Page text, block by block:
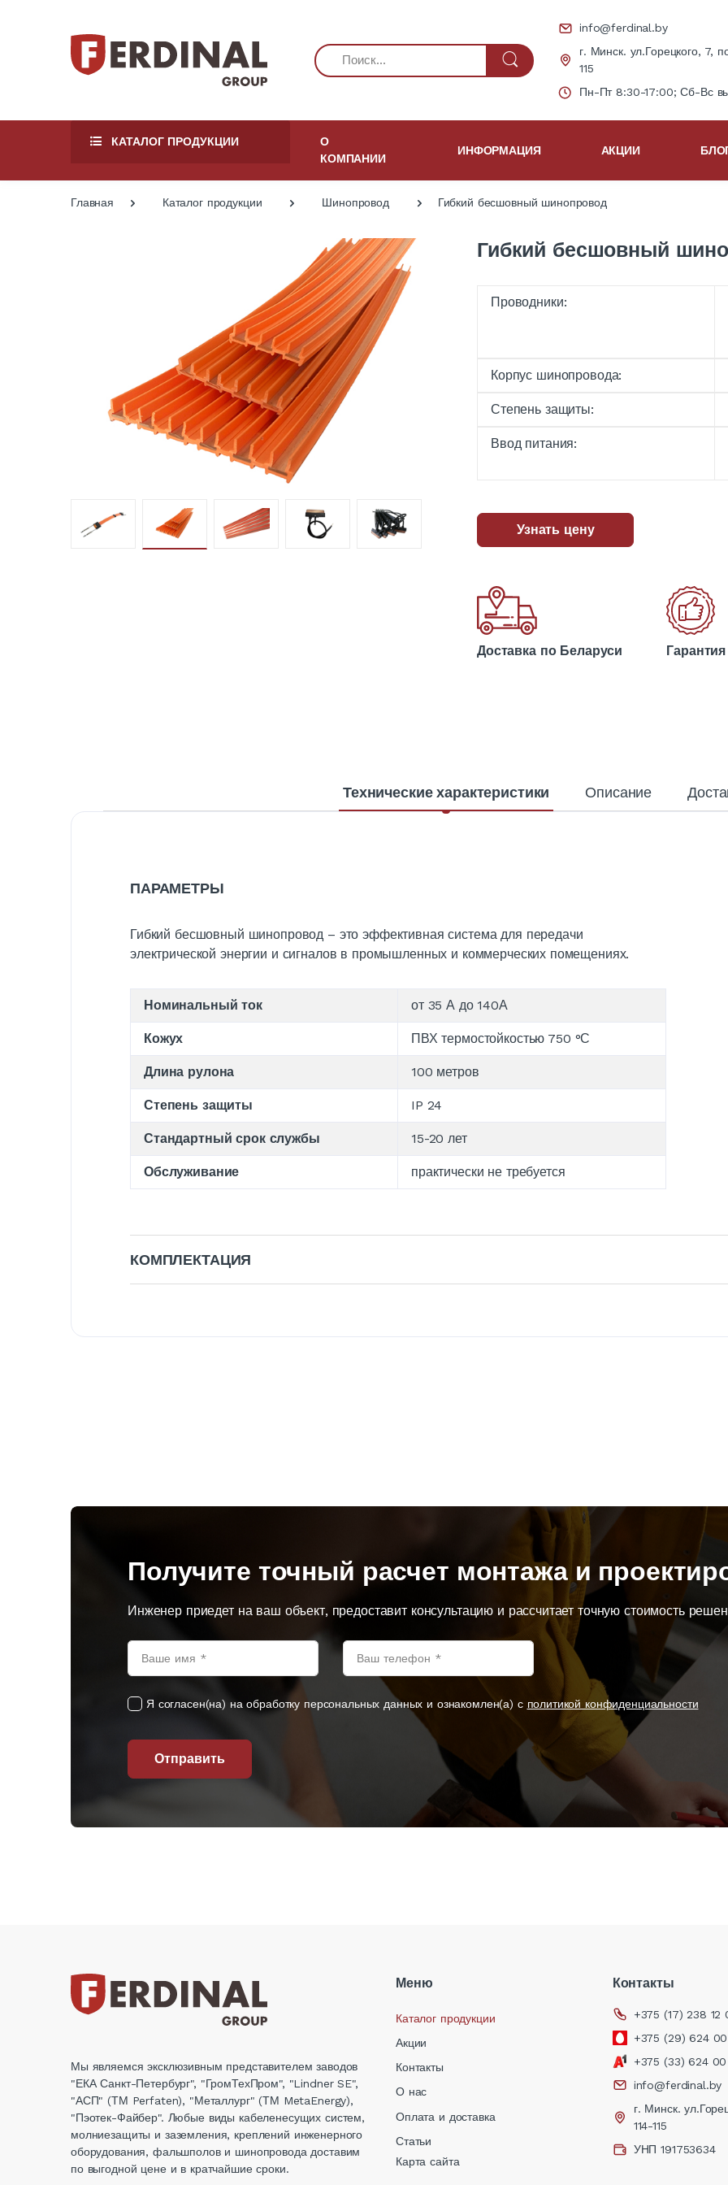
info@ferdinal.by
г. Минск. ул.Горецкого, 7,
115
Пн-Пт 8:30-17:00; Сб-Вс
КАТАЛОГ ПРОДУКЦИИ
О
КОМПАНИИ
ИНФОРМАЦИЯ АКЦИИ
Главная Каталог продукции Шинопровод Гибкий бесшовный шинопровод
Гибкий бесшовный
Проводники:
Корпус шинопровода:
Степень защиты:
Ввод питания:
Узнать цену
Доставка по Беларуси
Технические характеристики Описание
ПАРАМЕТРЫ
Гибкий бесшовный шинопровод – это эффективная система для передачи
электрической энергии и сигналов в промышленных и коммерческих помещениях.
Номинальный ток от 35 А до 140А
Кожух ПВХ термостойкостью 750 °С
Длина рулона 100 метров
Степень защиты IP 24
Стандартный срок службы 15-20 лет
Обслуживание практически не требуется
КОМПЛЕКТАЦИЯ
Получите точный расчет монтажа и
Инженер приедет на ваш объект, предоставит консультацию и рассчитает точную стоимость
Я согласен(на) на обработку персональных данных и ознакомлен(а) с политикой конфиденциальности
Отправить
Мы являемся эксклюзивным представителем заводов
"ЕКА Санкт-Петербург", "ГромТехПром", "Lindner SE",
"АСП" (ТМ Perfaten), "Металлург" (ТМ MetaEnergy),
"Пэотек-Файбер". Любые виды кабеленесущих систем,
молниезащиты и заземления, креплений инженерного
оборудования, фальшполов и шинопровода доставим
по выгодной цене и в кратчайшие сроки.
Меню
Каталог продукции
Акции
Контакты
О нас
Оплата и доставка
Статьи
Карта сайта
Контакты
+375 (17) 238 12
+375 (29) 624
+375 (33) 624
info@ferdinal.by
г. Минск.
114-115
УНП 191753634